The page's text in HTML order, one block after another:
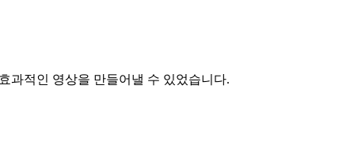
과적인 영상을 만들어낼 수 있었습니다.